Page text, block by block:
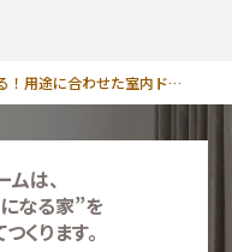
毎日の快適さは扉で決まる！用途に合わせた室内ドアの選び方
は、
なる家”を
くります。